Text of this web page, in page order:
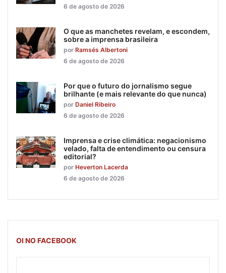
6 de agosto de 2026
O que as manchetes revelam, e escondem,
sobre a imprensa brasileira
por Ramsés Albertoni
6 de agosto de 2026
Por que o futuro do jornalismo segue
brilhante (e mais relevante do que nunca)
por Daniel Ribeiro
6 de agosto de 2026
Imprensa e crise climática: negacionismo
velado, falta de entendimento ou censura
editorial?
por Heverton Lacerda
6 de agosto de 2026
OI NO FACEBOOK